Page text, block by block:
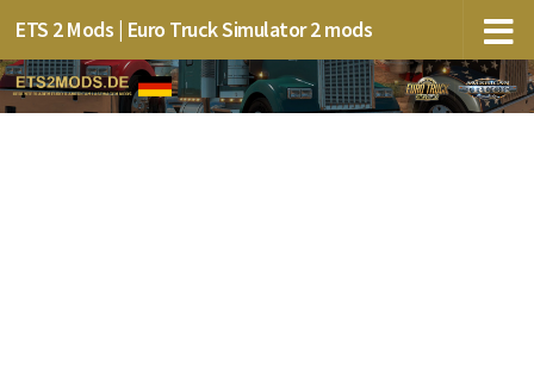
ETS 2 Mods | Euro Truck Simulator 2 mods